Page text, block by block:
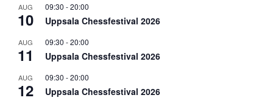
AUG
10
09:30 -20:00
Uppsala Chessfestival 2026
AUG
11
09:30 -20:00
Uppsala Chessfestival 2026
AUG
12
09:30 -20:00
Uppsala Chessfestival 2026